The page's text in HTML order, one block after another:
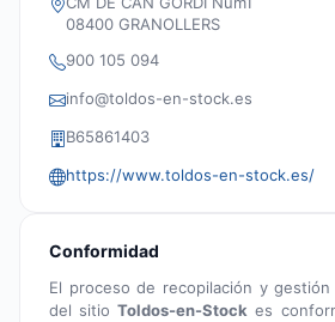
08400 GRANOLLERS
900 105 094
info@toldos-en-stock.es
B65861403
https://www.toldos-en-stock.es/
Conformidad
El proceso de recopilación y gestión
del sitioToldos-en-Stock es